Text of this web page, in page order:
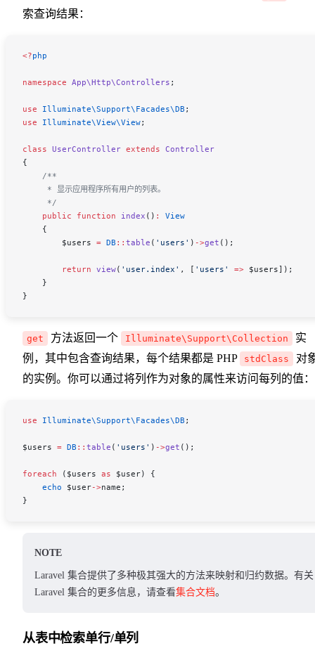
索查询结果：
<?php
namespace App\Http\Controllers ;
use Illuminate\Support\Facades\DB ;
use Illuminate\View\View;
class UserController extends Controller
{
    /**
     * 显示应用程序所有用户的列表。
     */
    public
function index () :
View
    {
        $users
= DB :: table ( 'users' ) ->get ();
        return
view( 'user.index' , [ 'users' => $users]);
    }
}
get 方法返回一个 Illuminate\Support\Collection
实
例，其中包含查询结果，每个结果都是 PHP
stdClass
对
的实例。你可以通过将列作为对象的属性来访问每列的值：
use Illuminate\Support\Facades\DB ;
$users = DB :: table ( 'users' ) ->get ();
foreach ( $users as $user) {
    echo
$user->name ;
}
NOTE
Laravel 集合提供了多种极其强大的方法来映射和归约数据。有关
Laravel 集合的更多信息，请查看集合文档。
从表中检索单行/单列